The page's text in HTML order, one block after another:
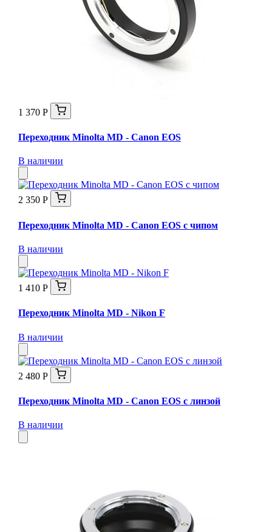
1 370 Р
Переходник Minolta MD - Canon EOS
В наличии
2 350 Р
Переходник Minolta MD - Canon EOS с чипом
В наличии
1 410 Р
Переходник Minolta MD - Nikon F
В наличии
2 480 Р
Переходник Minolta MD - Canon EOS с линзой
В наличии